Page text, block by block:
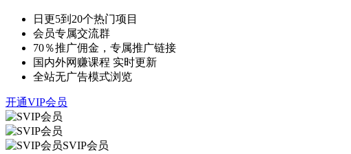
日更5到20个热门项目
会员专属交流群
70％推广佣金，专属推广链接
国内外网赚课程 实时更新
全站无广告模式浏览
开通VIP会员
SVIP会员